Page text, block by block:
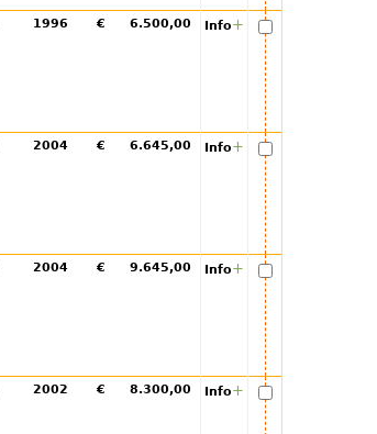
1996 € 6.500,00 Info+
2004 € 6.645,00 Info+
2004 € 9.645,00 Info+
2002 € 8.300,00 Info+